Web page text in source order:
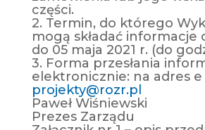
części.
2. Termin, do którego
mogą składać informacje
do 05 maja 2021 r. (do
3. Forma przesłania
elektronicznie: na adres e
projekty@rozr.pl
Paweł Wiśniewski
Prezes Zarządu